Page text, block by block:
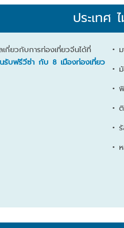
ประเทศ
กี่ยวกับการท่องเที่ยวจีนได้ที่
รับฟรีวีซ่า กับ 8 เมืองท่องเที่ยว
• ม
•
•
• ติ
• รั
• ห